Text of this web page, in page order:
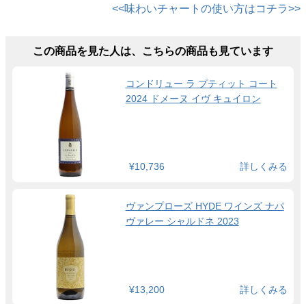
<<味わいチャートの使い方はコチラ>>
この商品を見た人は、こちらの商品も見ています
コンドリュー ラ プティット コート
2024 ドメーヌ イヴ キュイロン
¥10,736 詳しくみる
ヴァンプローズ HYDE ワインズ ナパ
ヴァレー シャルドネ 2023
¥13,200 詳しくみる